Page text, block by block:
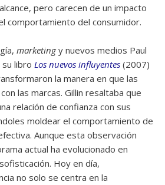
pero carecen de un impacto
comportamiento del consumidor.
marketingy nuevos medios Paul
su libro Los nuevos influyentes (2007)
la manera en que las
las marcas. Gillin resaltaba que
relación de confianza con sus
moldear el comportamiento de
Aunque esta observación
actual ha evolucionado en
Hoy en día,
no solo se centra en la